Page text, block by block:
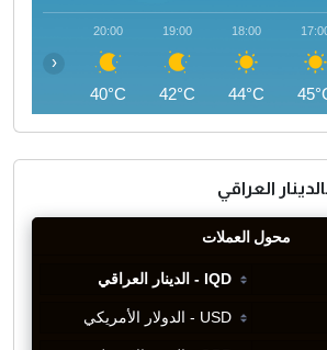
18:00
44°C
19:00
42°C
20:00
40°C
‹
العراقي